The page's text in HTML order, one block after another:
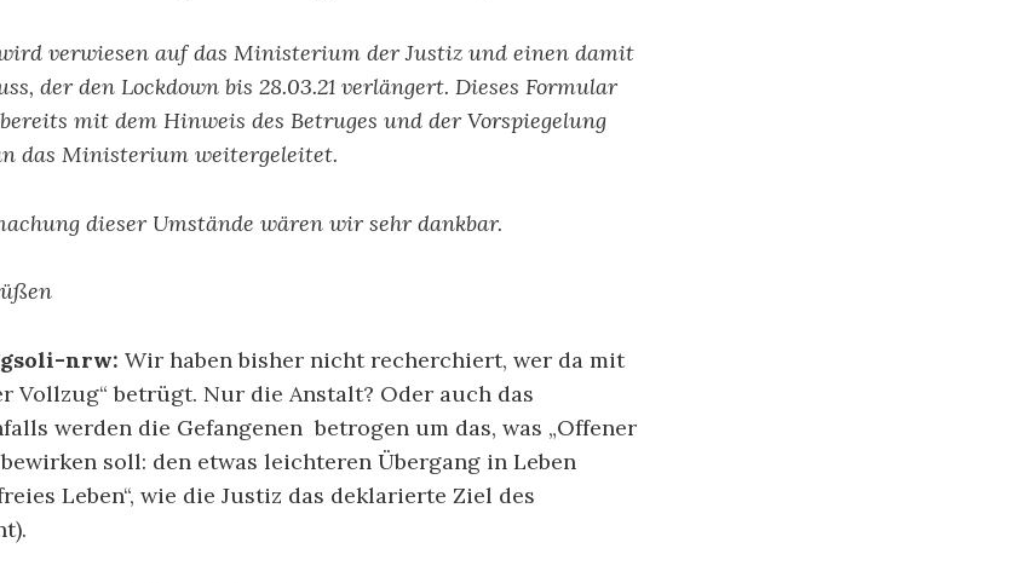
verwiesen auf das Ministerium der Justiz und einen damit
der den Lockdown bis 28.03.21 verlängert. Dieses Formular
mit dem Hinweis des Betruges und der Vorspiegelung
das Ministerium weitergeleitet.
dieser Umstände wären wir sehr dankbar.
nrw: Wir haben bisher nicht recherchiert, wer da mit
Vollzug“ betrügt. Nur die Anstalt? Oder auch das
werden die Gefangenen betrogen um das, was „Offener
soll: den etwas leichteren Übergang in Leben
Leben“, wie die Justiz das deklarierte Ziel des